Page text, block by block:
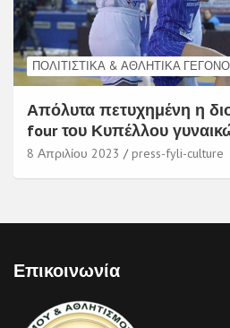
ΠΟΛΙΤΙΣΤΙΚΆ & ΑΘΛΗΤΙΚΆ
Απόλυτα πετυχημένη η
four του Κυπέλλου
8 Απριλίου 2023 press-fyli-culture
Επικοινωνία